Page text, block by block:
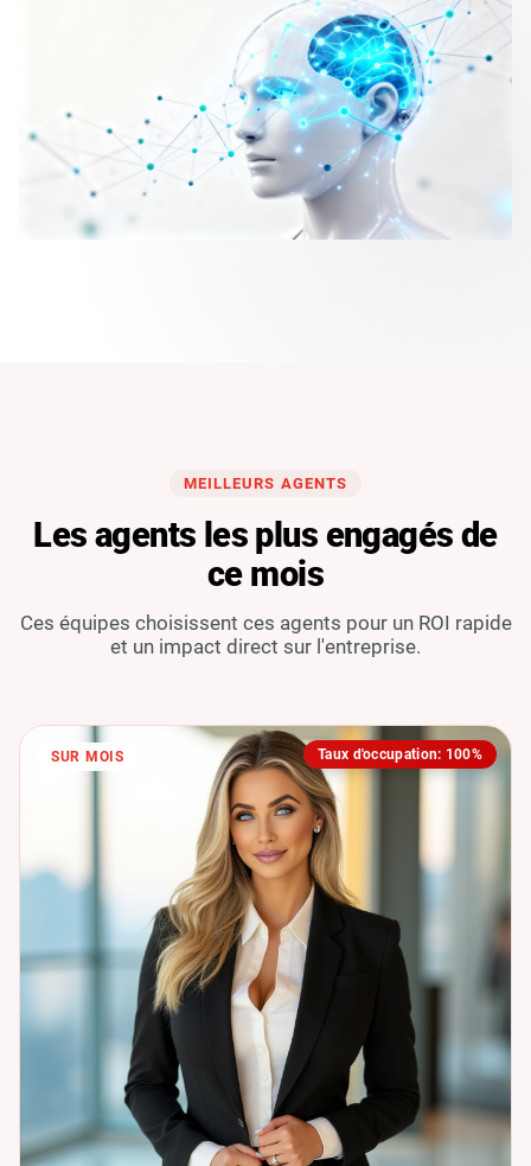
MEILLEURS AGENTS
Les agents les plus engagés de
ce mois
Ces équipes choisissent ces agents pour un ROI rapide
et un impact direct sur l'entreprise.
Taux d'occupation: 100%
SUR MOIS